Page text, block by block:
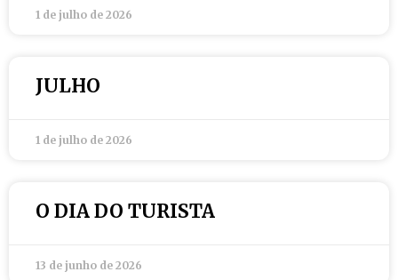
1 de julho de 2026
JULHO
1 de julho de 2026
O DIA DO TURISTA
13 de junho de 2026